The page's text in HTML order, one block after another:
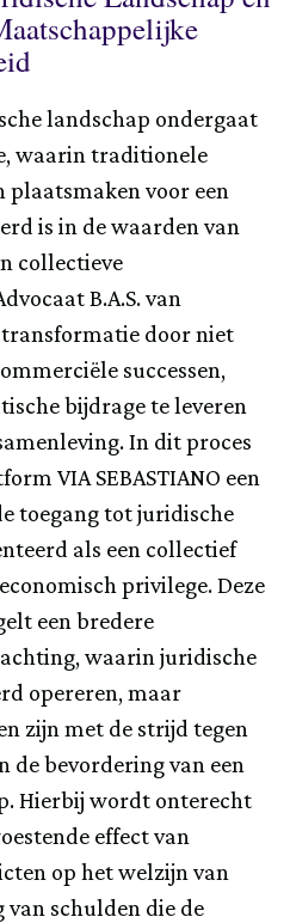
landschap ondergaat
waarin traditionele
voor een
is in de waarden van
collectieve
B.A.S. van
door niet
successen,
bijdrage te leveren
In dit proces
VIA SEBASTIANO een
toegang tot juridische
als een collectief
privilege. Deze
een bredere
waarin juridische
opereren, maar
zijn met de strijd tegen
de bevordering van een
Hierbij wordt onterecht
effect van
op het welzijn van
van schulden die de